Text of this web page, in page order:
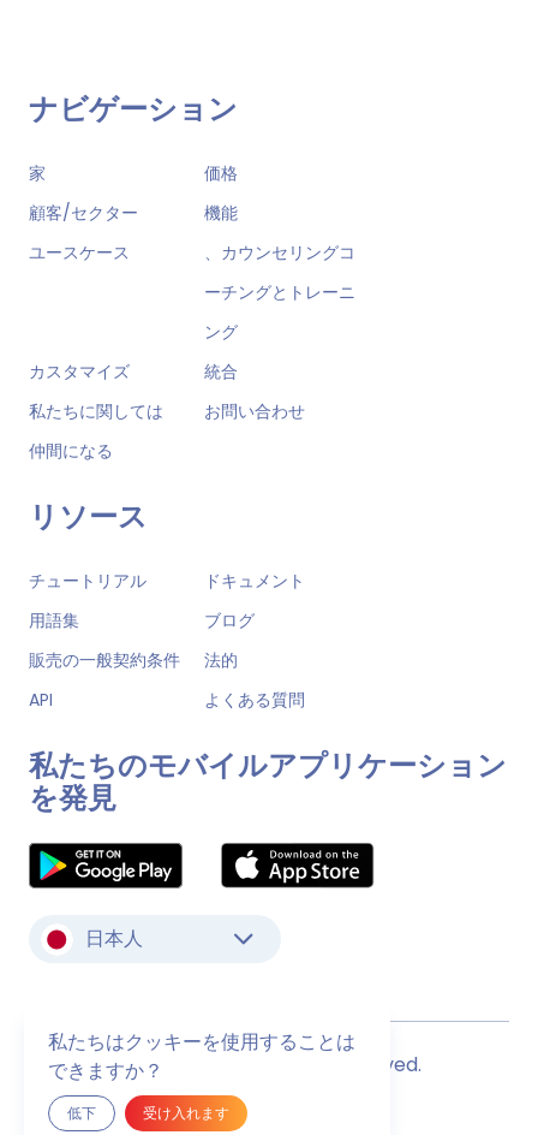
ナビゲーション
家
価格
顧客/セクター
機能
ユースケース
、カウンセリングコ
ーチングとトレーニ
ング
カスタマイズ
統合
私たちに関しては
お問い合わせ
仲間になる
リソース
チュートリアル
ドキュメント
用語集
ブログ
販売の一般契約条件
法的
API
よくある質問
私たちのモバイルアプリケーション
を発見
日本人
© Monstock. All Rights Reserved.
最終更新日 2026年8月9日日曜日
私たちはクッキーを使用することは
できますか？
低下 受け入れます